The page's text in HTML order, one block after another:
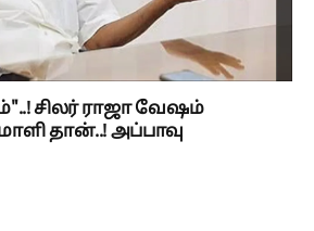
சிலர் ராஜா வேஷம்
தான்..! அப்பாவு